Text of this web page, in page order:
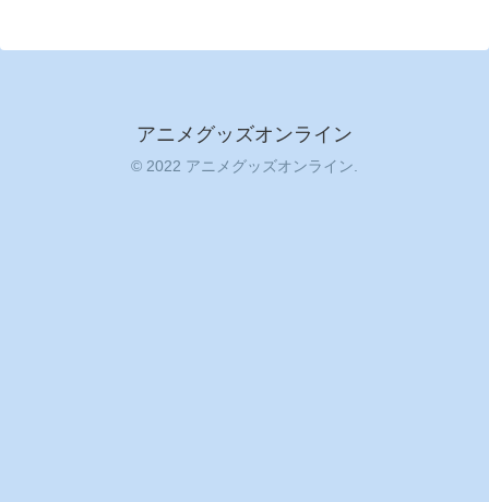
アニメグッズオンライン
© 2022 アニメグッズオンライン.